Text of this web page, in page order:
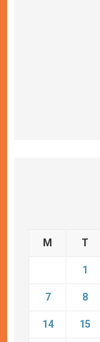
M T
1
7 8
14 15